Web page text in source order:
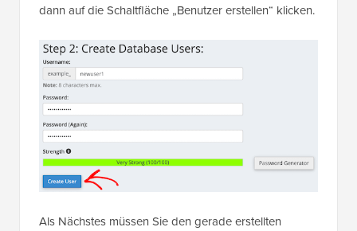
dann auf die Schaltfläche „Benutzer erstellen“ klicken.
Als Nächstes müssen Sie den gerade erstellten